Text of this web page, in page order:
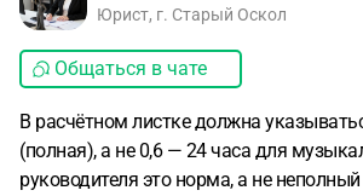
Юрист, г. Старый Оскол
Общаться в чате
В расчётном листке должна
(полная), а не 0,6 — 24 часа для
руководителя это норма, а не